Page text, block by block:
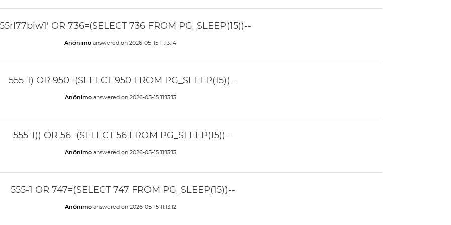
OR 736=(SELECT 736 FROM PG_SLEEP(15))--
Anónimo answered on 2026-05-15 11:13:14
555-1) OR 950=(SELECT 950 FROM PG_SLEEP(15))--
Anónimoanswered on 2026-05-15 11:13:13
555-1)) OR 56=(SELECT 56 FROM PG_SLEEP(15))--
Anónimoanswered on 2026-05-15 11:13:13
555-1 OR 747=(SELECT 747 FROM PG_SLEEP(15))--
Anónimoanswered on 2026-05-15 11:13:12